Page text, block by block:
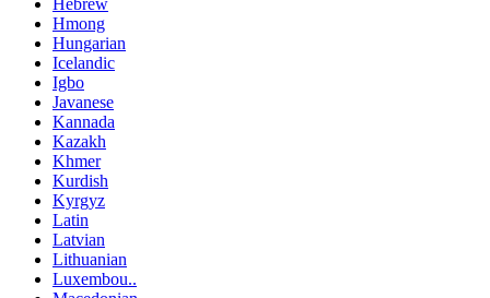
Hebrew
Hmong
Hungarian
Icelandic
Igbo
Javanese
Kannada
Kazakh
Khmer
Kurdish
Kyrgyz
Latin
Latvian
Lithuanian
Luxembou..